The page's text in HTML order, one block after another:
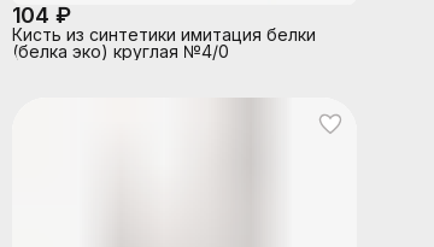
104 ₽
Кисть из синтетики имитация белки
(белка эко) круглая №4/0